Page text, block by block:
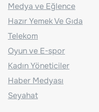
Medya ve Eğlence
Hazır Yemek Ve Gıda
Telekom
Oyun ve E-spor
Kadın Yöneticiler
Haber Medyası
Seyahat